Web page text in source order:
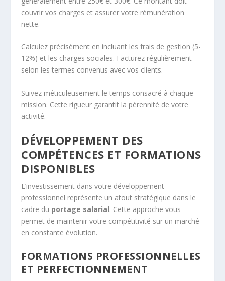
couvrir vos charges et assurer votre rémunération
nette.
Calculez précisément en incluant les frais de gestion (5-
12%) et les charges sociales. Facturez régulièrement
selon les termes convenus avec vos clients.
Suivez méticuleusement le temps consacré à chaque
mission. Cette rigueur garantit la pérennité de votre
activité.
DÉVELOPPEMENT DES
COMPÉTENCES ET FORMATIONS
DISPONIBLES
L’investissement dans votre développement
professionnel représente un atout stratégique dans le
cadre du portage salarial. Cette approche vous
permet de maintenir votre compétitivité sur un marché
en constante évolution.
FORMATIONS PROFESSIONNELLES
ET PERFECTIONNEMENT